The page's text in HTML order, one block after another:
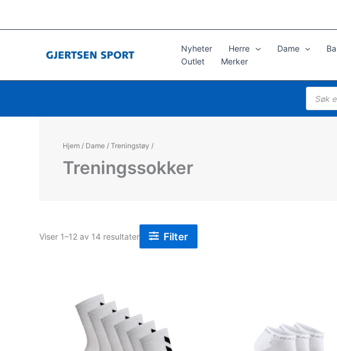
til
Nyheter Herre Dame
Outlet
Merker
search
Hjem / Dame /Treningstøy /
Treningssokker
Viser 1–12 av 14 resultaterSortertFilter